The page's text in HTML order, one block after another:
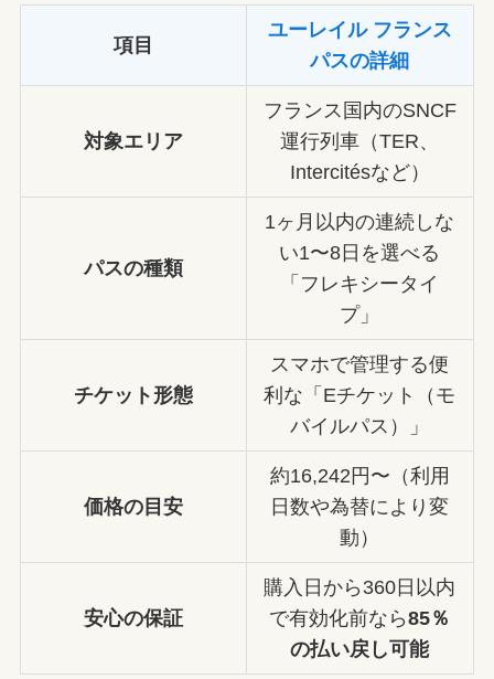
項目
ユーレイル フランス
パスの詳細
対象エリア
フランス国内のSNCF
運行列車（TER、
Intercitésなど）
パスの種類
1ヶ月以内の連続しな
い1〜8日を選べる
「フレキシータイ
プ」
チケット形態
スマホで管理する便
利な「Eチケット（モ
バイルパス）」
価格の目安
約16,242円〜（利用
日数や為替により変
動）
安心の保証
購入日から360日以内
で有効化前なら85％
の払い戻し可能